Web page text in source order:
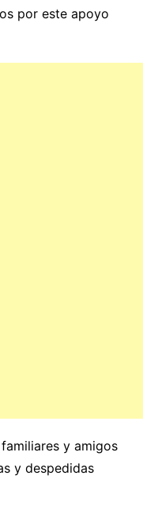
por este apoyo
y amigos
y despedidas